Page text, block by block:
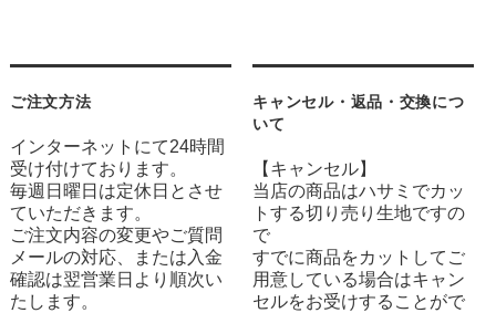
ご注文方法
インターネットにて24時間
受け付けております。
毎週日曜日は定休日とさせ
ていただきます。
ご注文内容の変更やご質問
メールの対応、または入金
確認は翌営業日より順次い
たします。
キャンセル・返品・交換につ
いて
【キャンセル】
当店の商品はハサミでカッ
トする切り売り生地ですの
で
すでに商品をカットしてご
用意している場合はキャン
セルをお受けすることがで